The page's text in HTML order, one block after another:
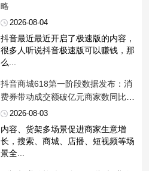
略
2026-08-04
抖音最近最近开启了极速版的内容，
很多人听说抖音极速版可以赚钱，那
么...
​抖音商城618第一阶段数据发布：消
费券带动成交额破亿元商家数同比增
长325%
2026-08-03
内容、货架多场景促进商家生意增
长，搜索、商城、店播、短视频等场
景全...